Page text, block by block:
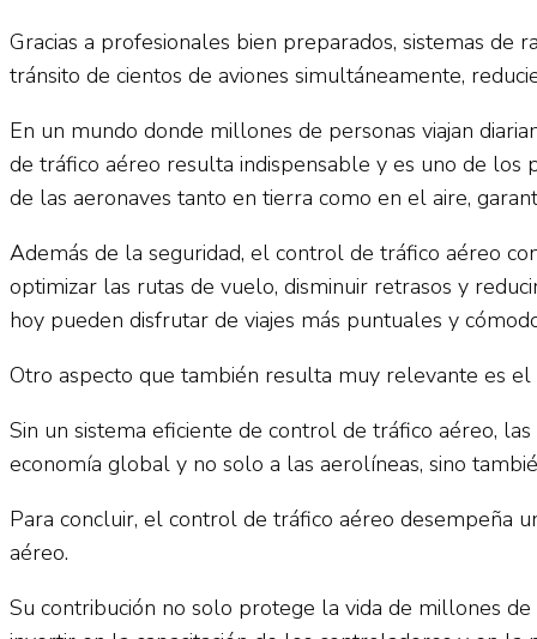
Gracias a profesionales bien preparados, sistemas de
tránsito de cientos de aviones simultáneamente,
En un mundo donde millones de personas viajan
de tráfico aéreo resulta indispensable y es uno de los
de las aeronaves tanto en tierra como en el aire,
Además de la seguridad, el control de tráfico aéreo
optimizar las rutas de vuelo, disminuir retrasos y
hoy pueden disfrutar de viajes más puntuales y
Otro aspecto que también resulta muy relevante es
Sin un sistema eficiente de control de tráfico aéreo,
economía global y no solo a las aerolíneas, sino
Para concluir, el control de tráfico aéreo desempeña
aéreo.
Su contribución no solo protege la vida de millones